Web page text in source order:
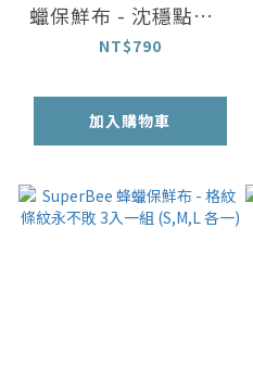
蠟保鮮布 - 沈穩點點 3
入一組 (S,M,L 各一)
NT$790
加入購物車